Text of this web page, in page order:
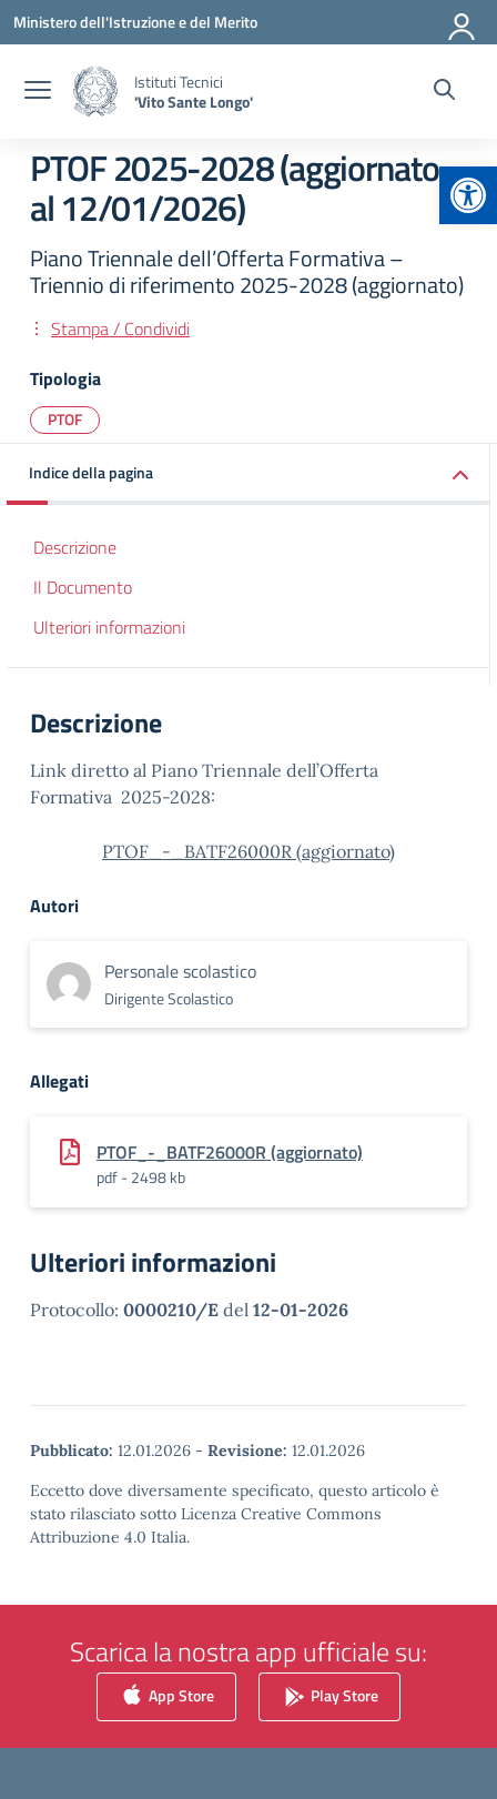
Vai ai contenuti
Vai al menu di navigazione
Vai al footer
Ministero dell'Istruzione e del Merito
Istituti Tecnici
'Vito Sante Longo'
PTOF 2025-2028 (aggiornato
al 12/01/2026)
Piano Triennale dell’Offerta Formativa –
Triennio di riferimento 2025-2028 (aggiornato)
Stampa / Condividi
Tipologia
PTOF
Indice della pagina
Descrizione
Il Documento
Ulteriori informazioni
Descrizione
Link diretto al Piano Triennale dell’Offerta
Formativa 2025-2028:
PTOF_-_BATF26000R (aggiornato)
Autori
Personale scolastico
Dirigente Scolastico
Allegati
PTOF_-_BATF26000R (aggiornato)
pdf - 2498 kb
Ulteriori informazioni
Protocollo: 0000210/E del 12-01-2026
Pubblicato: 12.01.2026 - Revisione: 12.01.2026
Eccetto dove diversamente specificato, questo articolo è
stato rilasciato sotto Licenza Creative Commons
Attribuzione 4.0 Italia.
Scarica la nostra app ufficiale su:
App Store Play Store